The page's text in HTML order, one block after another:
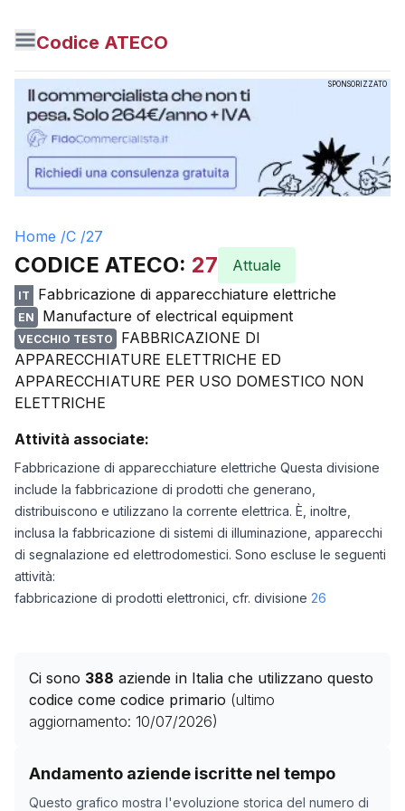
Codice ATECO
SPONSORIZZATO
Home /C /27
CODICE ATECO: 27 Attuale
IT Fabbricazione di apparecchiature elettriche
EN Manufacture of electrical equipment
VECCHIO TESTO
FABBRICAZIONE DI
APPARECCHIATURE ELETTRICHE ED
APPARECCHIATURE PER USO DOMESTICO NON
ELETTRICHE
Attività associate:
Fabbricazione di apparecchiature elettriche Questa divisione
include la fabbricazione di prodotti che generano,
distribuiscono e utilizzano la corrente elettrica. È, inoltre,
inclusa la fabbricazione di sistemi di illuminazione, apparecchi
di segnalazione ed elettrodomestici. Sono escluse le seguenti
attività:
fabbricazione di prodotti elettronici, cfr. divisione 26
Ci sono 388 aziende in Italia che utilizzano questo
codice come codice primario (ultimo
aggiornamento: 10/07/2026)
Andamento aziende iscritte nel tempo
Questo grafico mostra l'evoluzione storica del numero di
Storico numero di aziende con codice ATECO
Data rilevazione
Numero